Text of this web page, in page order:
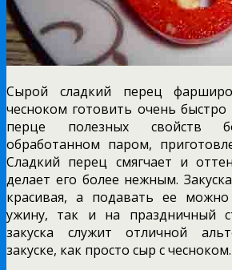
Сырой сладкий перец
чесноком готовить очень
перце полезных свойств
обработанном паром,
Сладкий перец смягчает и
делает его более нежным.
красивая, а подавать ее
ужину, так и на праздничный
закуска служит отличной
закуске, как просто сыр с чесноком.